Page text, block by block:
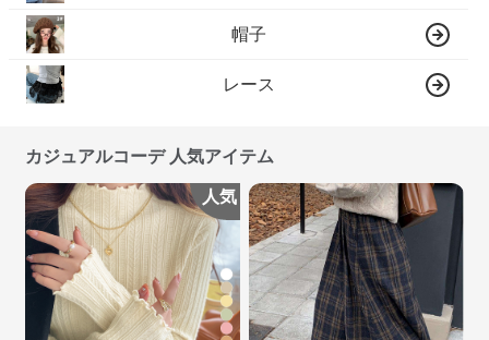
帽子
レース
カジュアルコーデ 人気アイテム
人気